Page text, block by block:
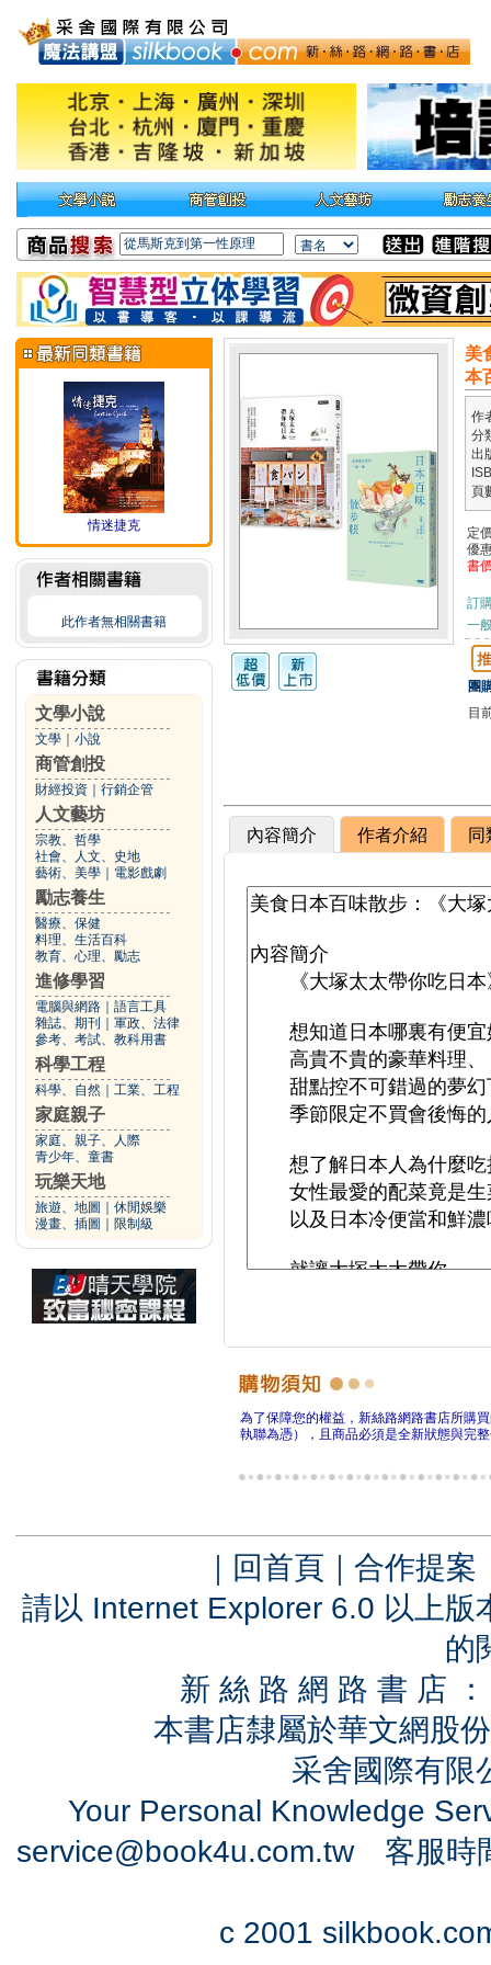
情迷捷克
此作者無相關書籍
文學小說
文學 小說
商管創投
財經投資 行銷企管
人文藝坊
宗教、哲學
社會、人文、史地
藝術、美學
電影戲劇
勵志養生
醫療、保健
料理、生活百科
教育、心理、勵志
進修學習
電腦與網路
語言工具
雜誌、期刊
軍政、法律
參考、考試、教科用書
科學工程
科學、自然 工業、工程
家庭親子
家庭、親子、人際
青少年、童書
玩樂天地
旅遊、地圖
休閒娛樂
漫畫、插圖
限制級
美
本
作
分
出
頁
定
優
書
訂
一
團
目
內容簡介 作者介紹 同
為了保障您的權益，新絲路網路書店所購
執聯為憑），且商品必須是全新狀態與完
｜ 回首頁 ｜ 合作提案
請以 Internet Explorer 6.0 以上
的
新 絲 路 網 路 書 店
本書店隸屬於華文網股
采舍國際有
Your Personal Knowledge
service@book4u.com.tw客服時
c 2001